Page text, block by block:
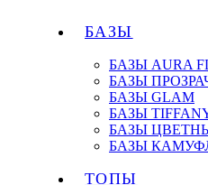
БАЗЫ
БАЗЫ AURA
БАЗЫ
БАЗЫ GLAM
БАЗЫ
БАЗЫ
БАЗЫ
ТОПЫ